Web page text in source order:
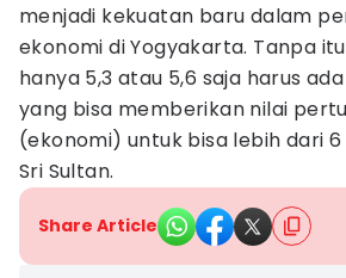
menjadi kekuatan baru dalam
ekonomi di Yogyakarta. Tanpa
hanya 5,3 atau 5,6 saja harus
yang bisa memberikan nilai
(ekonomi) untuk bisa lebih dari 6
Sri Sultan.
Share Article